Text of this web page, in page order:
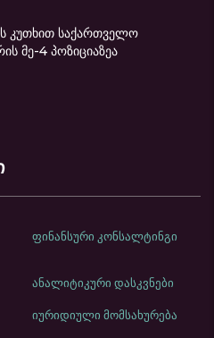
კუთხით საქართველო
მე-4 პოზიციაზეა
ფინანსური კონსალტინგი
ანალიტიკური დასკვნები
იურიდიული მომსახურება